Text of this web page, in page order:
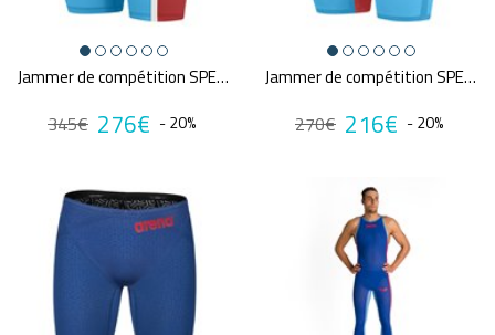
Jammer de compétition SPEEDO FS LZR PURE INTENT 2.0
345€ 276€ - 20%
Jammer de compétition SPEEDO FS LZR PURE VALOR 2.0
270€ 216€ - 20%